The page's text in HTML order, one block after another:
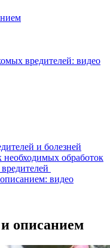
вредителей: видео
и болезней
обработок
видео
описанием